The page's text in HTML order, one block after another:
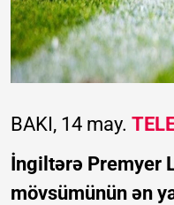
BAKI, 14 may.
İngiltərə Premyer
mövsümünün ən